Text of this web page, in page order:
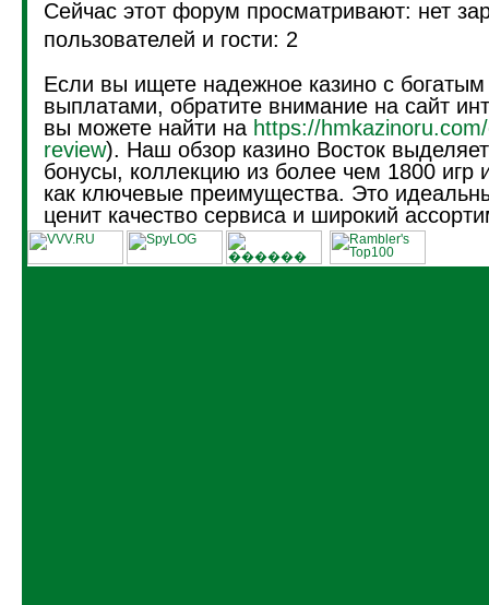
Сейчас этот форум просматривают: нет
пользователей и гости: 2
Если вы ищете надежное казино с
выплатами, обратите внимание на сайт
вы можете найти на https://
review). Наш обзор казино Восток
бонусы, коллекцию из более чем 1800 игр
как ключевые преимущества. Это
ценит качество сервиса и широкий